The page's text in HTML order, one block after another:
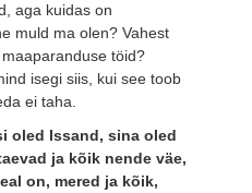
aga kuidas on
muld ma olen? Vahest
töid?
isegi siis, kui see toob
ei taha.
oled Issand, sina oled
ja kõik nende väe,
on, mered ja kõik,